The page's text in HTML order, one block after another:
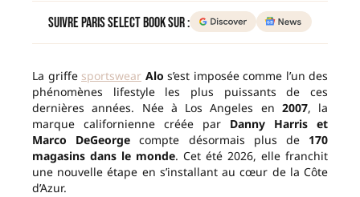
Suivre Paris Select Book sur :
La griffe sportswear Alo s’est imposée comme l’un des
phénomènes lifestyle les plus puissants de ces
dernières années. Née à Los Angeles en 2007, la
marque californienne créée par Danny Harris et
Marco DeGeorge compte désormais plus de 170
magasins dans le monde. Cet été 2026, elle franchit
une nouvelle étape en s’installant au cœur de la Côte
d’Azur.